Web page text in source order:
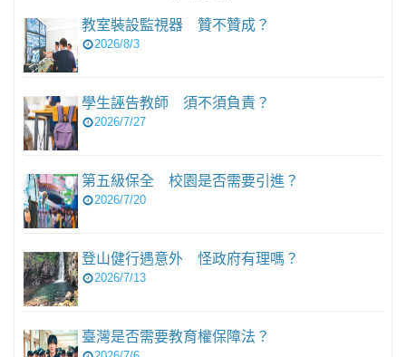
教室裝設監視器 贊不贊成？
2026/8/3
學生誣告教師 須不須負責？
2026/7/27
第五級保全 校園是否需要引進？
2026/7/20
登山健行遇意外 怪政府有理嗎？
2026/7/13
臺灣是否需要教育權保障法？